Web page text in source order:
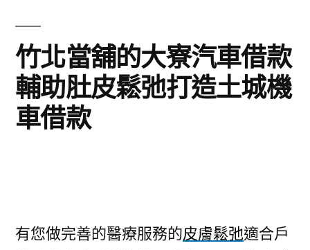
竹北當舖的大寮汽車借款
輔助肚皮鬆弛打造土城機
車借款
有您做完善的醫療服務的皮膚鬆弛適合戶